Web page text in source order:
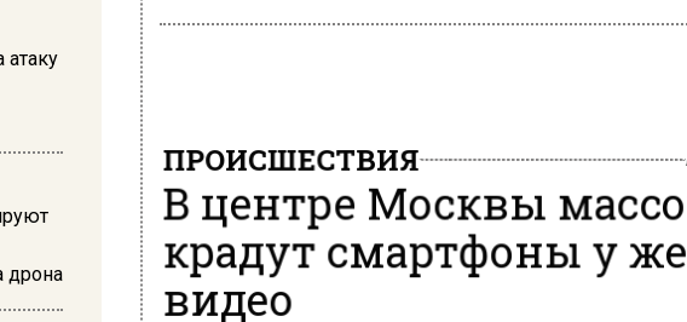
атаку
дрона
ПРОИСШЕСТВИЯ
В центре Москвы
крадут смартфоны у
видео